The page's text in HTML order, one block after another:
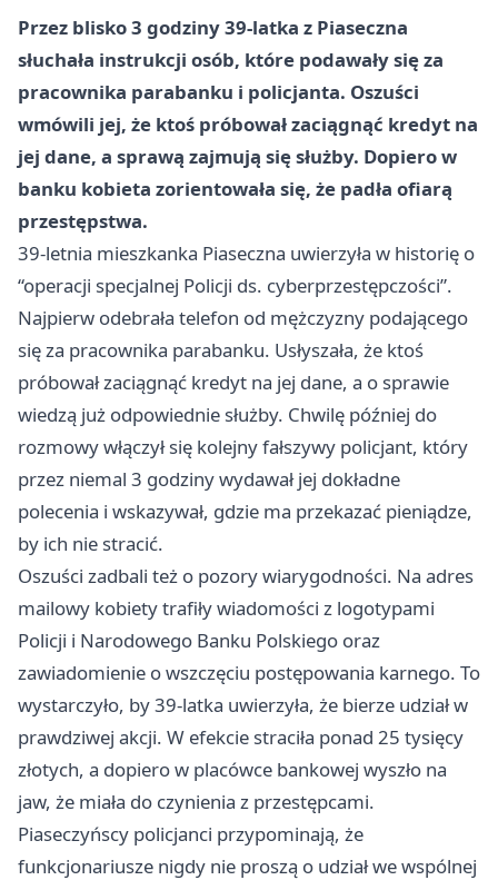
Przez blisko 3 godziny 39-latka z Piaseczna
słuchała instrukcji osób, które podawały się za
pracownika parabanku i policjanta. Oszuści
wmówili jej, że ktoś próbował zaciągnąć kredyt na
jej dane, a sprawą zajmują się służby. Dopiero w
banku kobieta zorientowała się, że padła ofiarą
przestępstwa.
39-letnia mieszkanka Piaseczna uwierzyła w historię o
“operacji specjalnej Policji ds. cyberprzestępczości”.
Najpierw odebrała telefon od mężczyzny podającego
się za pracownika parabanku. Usłyszała, że ktoś
próbował zaciągnąć kredyt na jej dane, a o sprawie
wiedzą już odpowiednie służby. Chwilę później do
rozmowy włączył się kolejny fałszywy policjant, który
przez niemal 3 godziny wydawał jej dokładne
polecenia i wskazywał, gdzie ma przekazać pieniądze,
by ich nie stracić.
Oszuści zadbali też o pozory wiarygodności. Na adres
mailowy kobiety trafiły wiadomości z logotypami
Policji i Narodowego Banku Polskiego oraz
zawiadomienie o wszczęciu postępowania karnego. To
wystarczyło, by 39-latka uwierzyła, że bierze udział w
prawdziwej akcji. W efekcie straciła ponad 25 tysięcy
złotych, a dopiero w placówce bankowej wyszło na
jaw, że miała do czynienia z przestępcami.
Piaseczyńscy policjanci przypominają, że
funkcjonariusze nigdy nie proszą o udział we wspólnej